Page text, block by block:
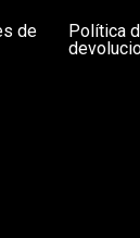
de
Política